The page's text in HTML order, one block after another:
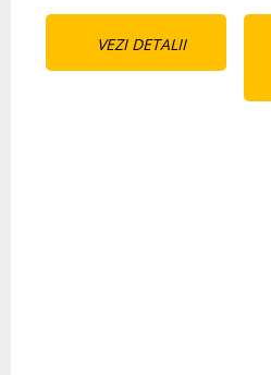
VEZI DETALII
Continue
Reading